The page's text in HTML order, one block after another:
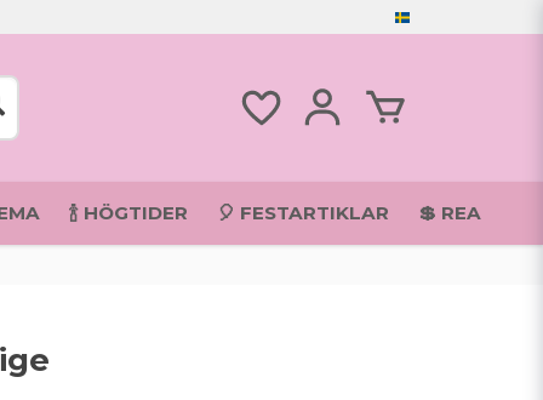
🍾 HÖGTIDER 🎈 FESTARTIKLAR 💲 REA